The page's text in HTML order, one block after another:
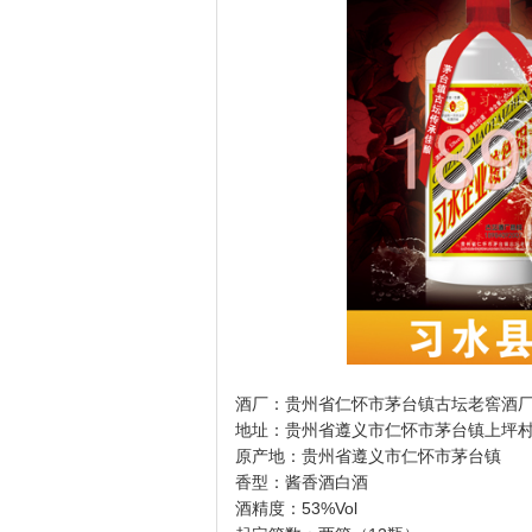
酒厂：贵州省仁怀市茅台镇古坛老窖酒
地址：贵州省遵义市仁怀市茅台镇上坪
原产地：贵州省遵义市仁怀市茅台镇
香型：酱香酒白酒
酒精度：53%Vol